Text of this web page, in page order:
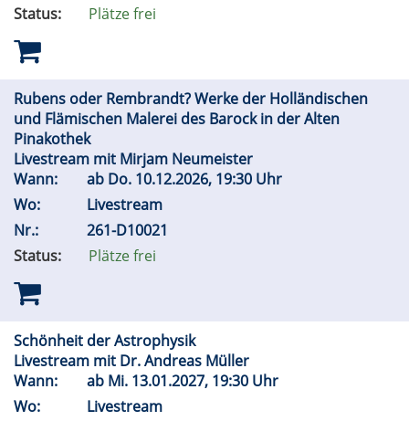
Status:
Plätze frei
Rubens oder Rembrandt? Werke der Holländischen
und Flämischen Malerei des Barock in der Alten
Pinakothek
Livestream mit Mirjam Neumeister
Wann:
ab Do. 10.12.2026, 19:30 Uhr
Wo:
Livestream
Nr.:
261-D10021
Status:
Plätze frei
Schönheit der Astrophysik
Livestream mit Dr. Andreas Müller
Wann:
ab Mi. 13.01.2027, 19:30 Uhr
Wo:
Livestream